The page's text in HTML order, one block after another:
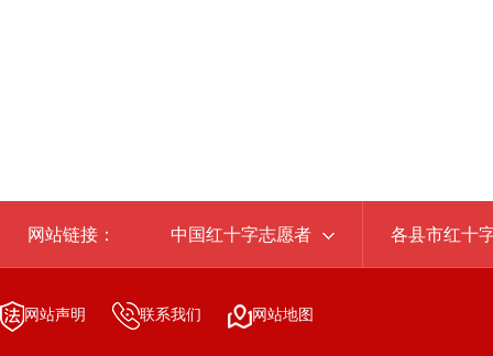
网站链接： 中国红十字志愿者 各县市红十
网站声明 联系我们 网站地图